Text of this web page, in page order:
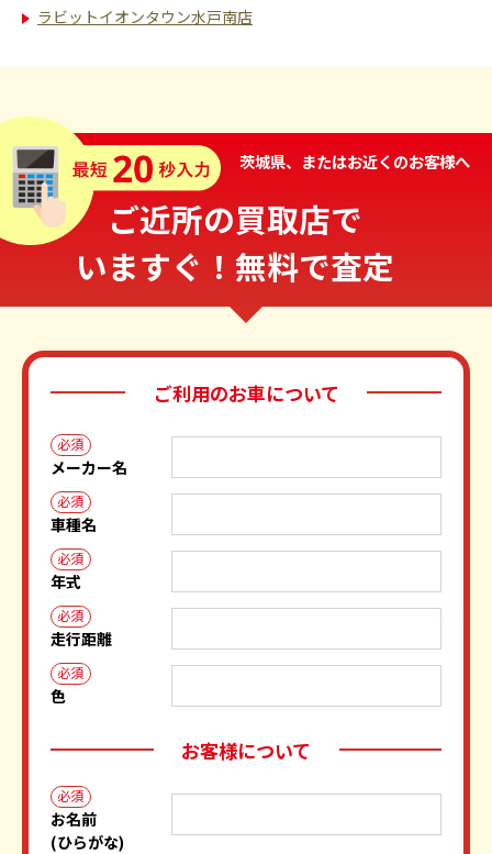
ラビットイオンタウン水戸南店
茨城県、またはお近くのお客様へ
ご近所の買取店で
いますぐ！無料で査定
ご利用のお車について
必須
メーカー名
必須
車種名
必須
年式
必須
走行距離
必須
色
お客様について
必須
お名前
(ひらがな)